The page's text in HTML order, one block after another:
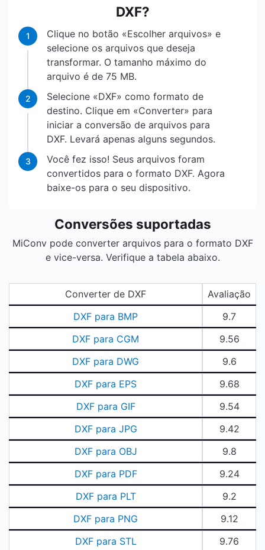
DXF?
1
Clique no botão «Escolher arquivos» e
selecione os arquivos que deseja
transformar. O tamanho máximo do
arquivo é de 75 MB.
2
Selecione «DXF» como formato de
destino. Clique em «Converter» para
iniciar a conversão de arquivos para
DXF. Levará apenas alguns segundos.
3
Você fez isso! Seus arquivos foram
convertidos para o formato DXF. Agora
baixe-os para o seu dispositivo.
Conversões suportadas
MiConv pode converter arquivos para o formato DXF
e vice-versa. Verifique a tabela abaixo.
Converter de DXF
Avaliação
DXF para BMP
9.7
DXF para CGM
9.56
DXF para DWG
9.6
DXF para EPS
9.68
DXF para GIF
9.54
DXF para JPG
9.42
DXF para OBJ
9.8
DXF para PDF
9.24
DXF para PLT
9.2
DXF para PNG
9.12
DXF para STL
9.76